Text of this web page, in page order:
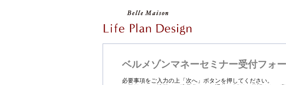
ベルメゾンマネーセミナー受付フォ
必要事項をご入力の上「次へ」ボタンを押してください。